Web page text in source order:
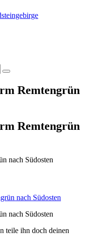
Remtengrün
Remtengrün
nach Südosten
nach Südosten
teile ihn doch deinen